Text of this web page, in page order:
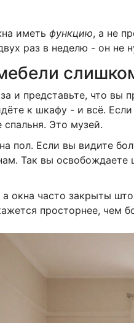
иметь функцию, а не
раз в неделю - он не
и представьте, что
к шкафу - и всё.
Это музей.
пол. Если вы видите
Так вы
окна часто закрыты
просторнее, чем